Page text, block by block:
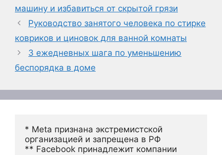
машину и избавиться от скрытой грязи
Руководство занятого человека по стирке
ковриков и циновок для ванной комнаты
3 ежедневных шага по уменьшению
беспорядка в доме
* Meta признана экстремистской
организацией и запрещена в РФ
** Facebook принадлежит компании